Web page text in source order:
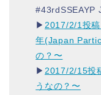
#43rdSSEAYP
▶︎ 2017/2/1投
年(Japan
の？〜
▶︎ 2017/2/15投
うなの？〜